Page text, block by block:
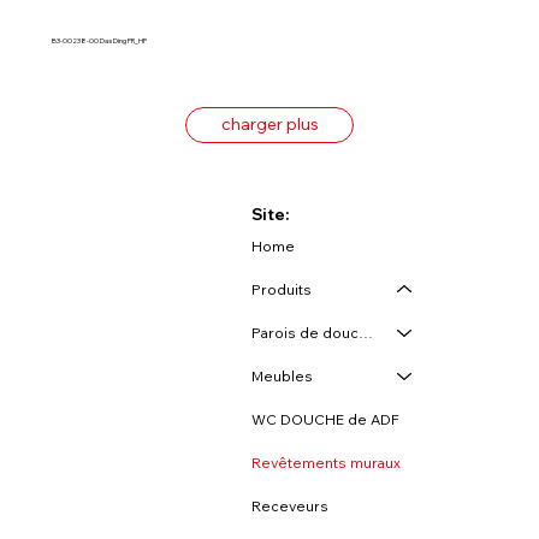
B3-00238-00 Das Ding FR_HP
charger plus
Site:
Home
Produits
Meubles
WC DOUCHE de ADF
Revêtements muraux
Receveurs